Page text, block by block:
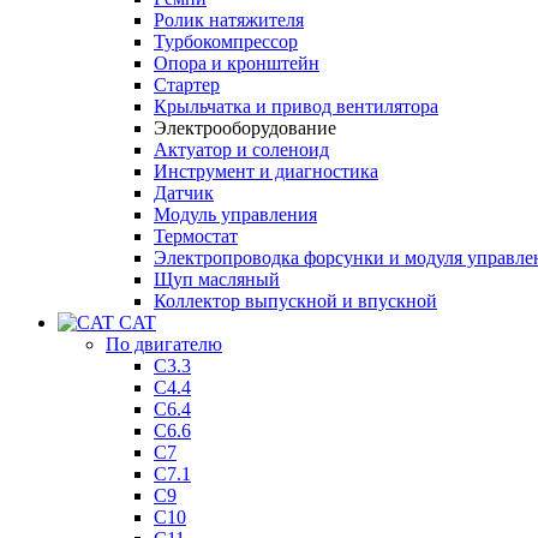
Ролик натяжителя
Турбокомпрессор
Опора и кронштейн
Стартер
Крыльчатка и привод вентилятора
Электрооборудование
Актуатор и соленоид
Инструмент и диагностика
Датчик
Модуль управления
Термостат
Электропроводка форсунки и модуля
Щуп масляный
Коллектор выпускной и впускной
CAT
По двигателю
C3.3
C4.4
C6.4
C6.6
C7
C7.1
C9
C10